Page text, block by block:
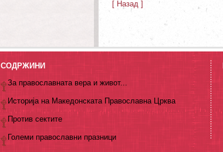
[ Назад ]
СОДРЖИНИ
За православната вера и живот...
Историја на Македонската Православна Црква
Против сектите
Големи православни празници